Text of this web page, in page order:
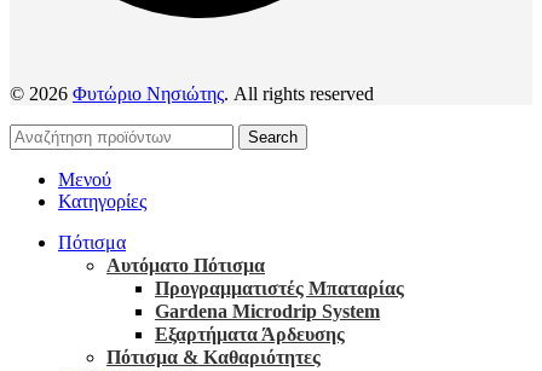
© 2026 Φυτώριο Νησιώτης. All rights reserved
Search
Μενού
Κατηγορίες
Πότισμα
Αυτόματο Πότισμα
Προγραμματιστές Μπαταρίας
Gardena Microdrip System
Εξαρτήματα Άρδευσης
Πότισμα & Καθαριότητες